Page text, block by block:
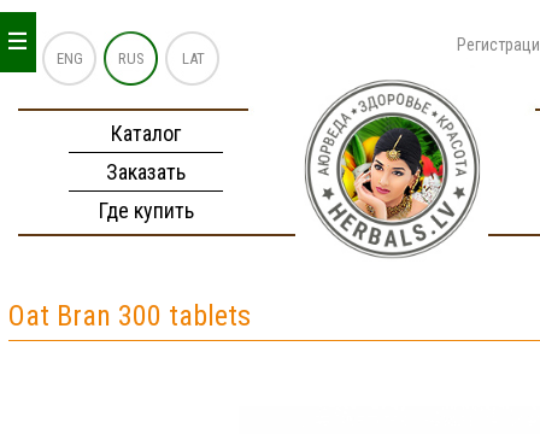
ENG RUS LAT
Каталог
Заказать
Где купить
_
_
_
Oat Bran 300 tablets